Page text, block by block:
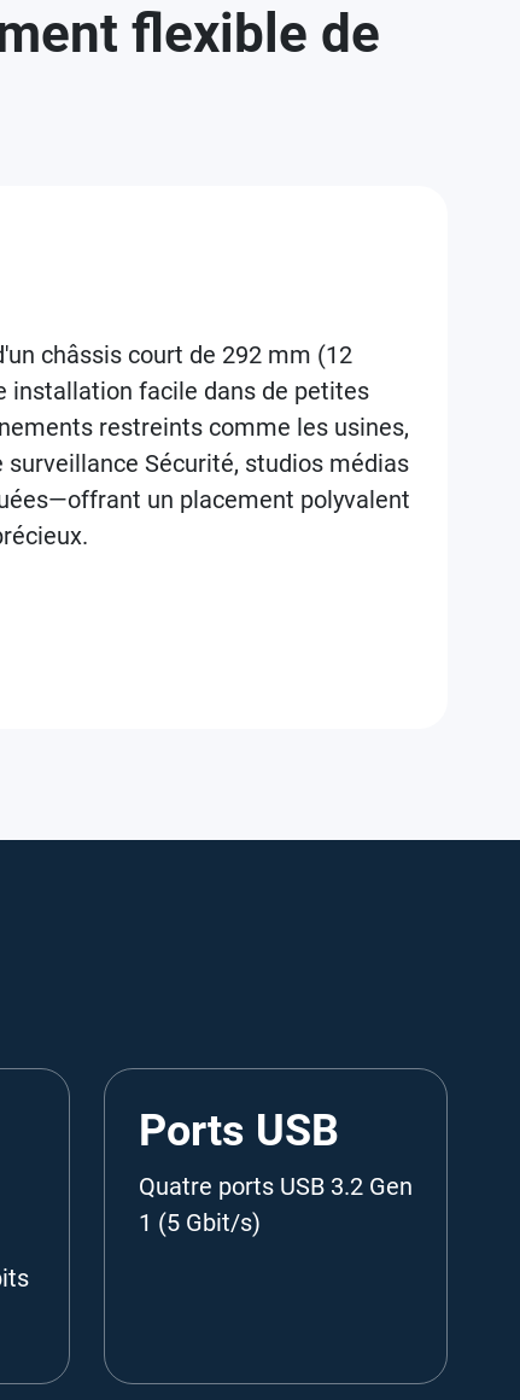
flexible de
châssis court de 292 mm (12
installation facile dans de petites
restreints comme les usines,
surveillance Sécurité, studios médias
un placement polyvalent
Ports USB
Quatre ports USB 3.2 Gen
1 (5 Gbit/s)